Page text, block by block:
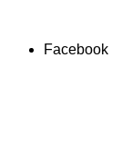
Facebook